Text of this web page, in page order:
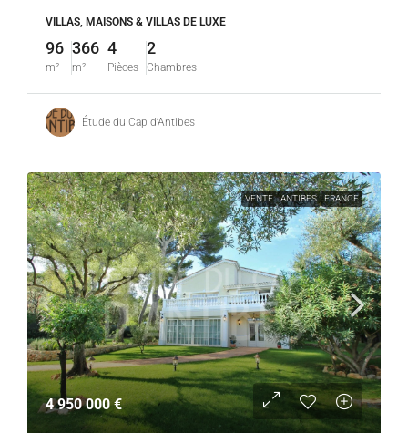
VILLAS, MAISONS & VILLAS DE LUXE
96
m²
366
m²
4
Pièces
2
Chambres
Étude du Cap d’Antibes
VENTE ANTIBES FRANCE
4 950 000 €